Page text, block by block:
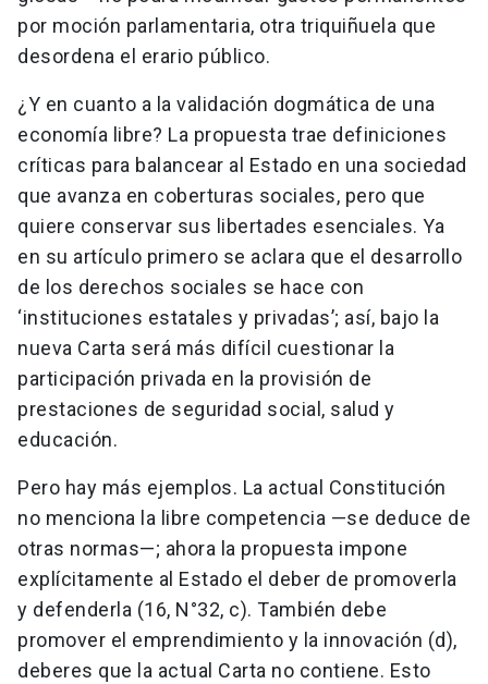
por moción parlamentaria, otra triquiñuela que
desordena el erario público.
¿Y en cuanto a la validación dogmática de una
economía libre? La propuesta trae definiciones
críticas para balancear al Estado en una sociedad
que avanza en coberturas sociales, pero que
quiere conservar sus libertades esenciales. Ya
en su artículo primero se aclara que el desarrollo
de los derechos sociales se hace con
‘instituciones estatales y privadas’; así, bajo la
nueva Carta será más difícil cuestionar la
participación privada en la provisión de
prestaciones de seguridad social, salud y
educación.
Pero hay más ejemplos. La actual Constitución
no menciona la libre competencia —se deduce de
otras normas—; ahora la propuesta impone
explícitamente al Estado el deber de promoverla
y defenderla (16, N°32, c). También debe
promover el emprendimiento y la innovación (d),
deberes que la actual Carta no contiene. Esto